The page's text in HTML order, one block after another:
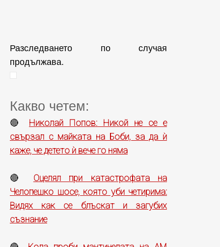
Разследването по случая
продължава.
Какво четем:
🔴 Николай Попов: Никой не се е
свързал с майката на Боби, за да ѝ
каже, че детето ѝ вече го няма
🔴 Оцелял при катастрофата на
Челопешко шосе, която уби четирима:
Видях как се блъскат и загубих
съзнание